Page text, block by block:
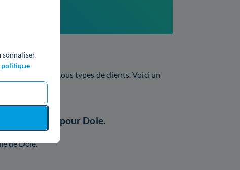
politique
?
offres pour tous types de clients. Voici un
catalogue pour Dole.
de Dole.